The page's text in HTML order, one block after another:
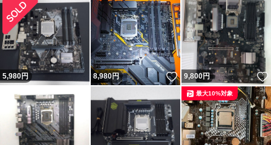
5,980円 8,980円 いいね！
9,800円
最大10%対象